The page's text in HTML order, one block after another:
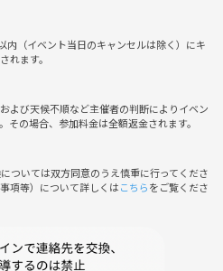
たので、リピーターの方はご注意くだ
費に含まれていません。みんなでスー
時間あります。差し入れは歓迎です。
イス、五目御飯、煮込みラーメン、カ
ーユ、水炊き、ホットドック、ピラ
＆バケットなどをメインにしていまし
ンストラクター他、アウトドア関連
内（イベント当日のキャンセルは除く）にキ
れます。
よび天候不順など主催者の判断によりイベン
その場合、参加料金は全額返金されます。
ついては双方同意のうえ慎重に行ってくださ
項等）について詳しくはこちらをご覧くださ